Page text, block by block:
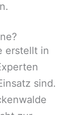
erstellt in
sind.